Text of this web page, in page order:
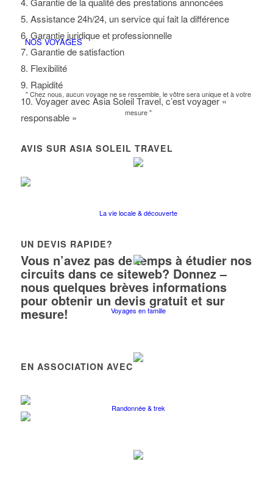
NOS VOYAGES
" Chez nous, aucun voyage ne se ressemble, le vôtre sera unique et à votre
mesure "
La vie locale & découverte
Voyages en famille
Randonnée & trek
5. Assistance 24h/24, un service qui fait la différence
6. Garantie juridique et professionnelle
7. Garantie de satisfaction
8. Flexibilité
9. Rapidité
10. Voyager avec Asia Soleil Travel, c’est voyager «
responsable »
AVIS SUR ASIA SOLEIL TRAVEL
UN DEVIS RAPIDE?
Vous n’avez pas de temps à étudier nos
circuits dans ce siteweb? Donnez –
nous quelques brèves informations
pour obtenir un devis gratuit et sur
mesure!
EN ASSOCIATION AVEC